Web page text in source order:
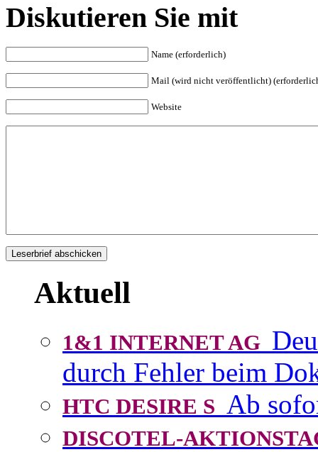
Diskutieren Sie mit
Name (erforderlich)
Mail (wird nicht veröffentlicht)
Website
Aktuell
1&1 INTERNET AG
durch Fehler beim
HTC DESIRE S Ab
DISCOTEL-